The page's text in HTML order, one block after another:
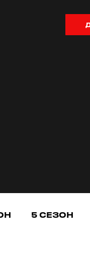
5 СЕЗОН